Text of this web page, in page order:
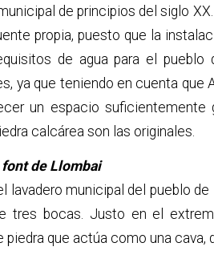
de principios del siglo
propia, puesto que la
de agua para el pueblo
ya que teniendo en cuenta que
un espacio suficientemente
calcárea son las originales.
de Llombai
lavadero municipal del pueblo
tres bocas. Justo en el
piedra que actúa como una